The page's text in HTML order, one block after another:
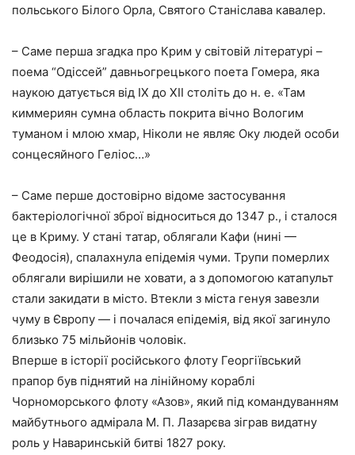
польського Білого Орла, Святого Станіслава кавалер.
– Саме перша згадка про Крим у світовій літературі –
поема “Одіссей” давньогрецького поета Гомера, яка
наукою датується від IX до XII століть до н. е. «Там
киммериян сумна область покрита вічно Вологим
туманом і млою хмар, Ніколи не являє Оку людей особи
сонцесяйного Геліос…»
– Саме перше достовірно відоме застосування
бактеріологічної зброї відноситься до 1347 р., і сталося
це в Криму. У стані татар, облягали Кафи (нині —
Феодосія), спалахнула епідемія чуми. Трупи померлих
облягали вирішили не ховати, а з допомогою катапульт
стали закидати в місто. Втекли з міста генуя завезли
чуму в Європу — і почалася епідемія, від якої загинуло
близько 75 мільйонів чоловік.
Вперше в історії російського флоту Георгіївський
прапор був піднятий на лінійному кораблі
Чорноморського флоту «Азов», який під командуванням
майбутнього адмірала М. П. Лазарєва зіграв видатну
роль у Наваринській битві 1827 року.